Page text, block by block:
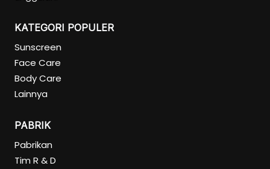
KATEGORI POPULER
Sunscreen
Face Care
Body Care
Lainnya
PABRIK
Pabrikan
Tim R & D